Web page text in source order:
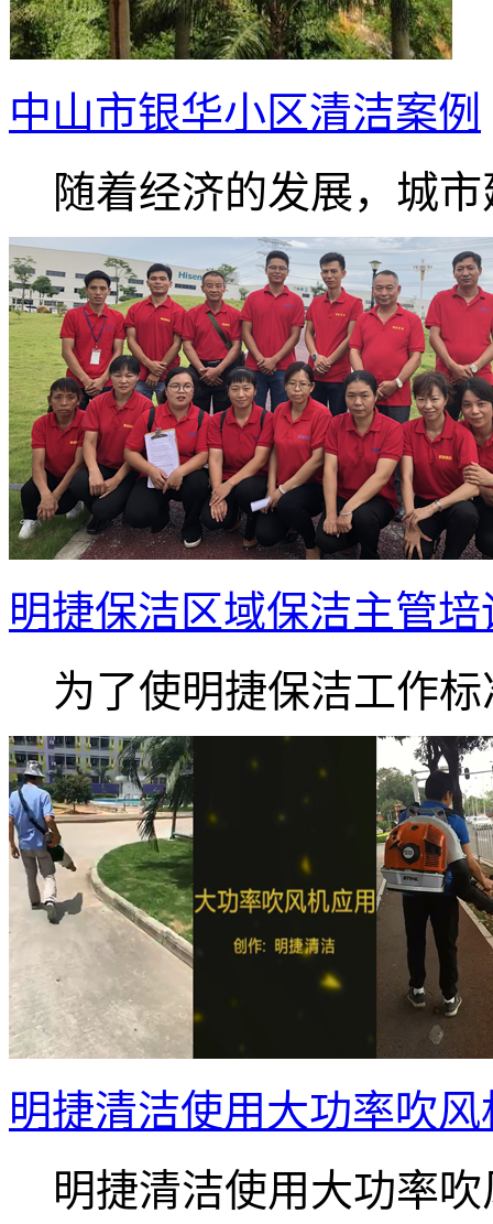
中山市银华小区清洁案例
随着经济的发展，城市
明捷保洁区域保洁主管培
为了使明捷保洁工作标
明捷清洁使用大功率吹风
明捷清洁使用大功率吹